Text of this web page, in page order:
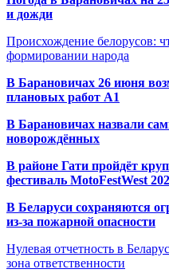
и дожди
Происхождение белорусов:
формировании народа
В Барановичах 26 июня
плановых работ A1
В Барановичах назвали
новорождённых
В районе Гати пройдёт
фестиваль MotoFestWest
В Беларуси сохраняются
из-за пожарной опасности
Нулевая отчетность в
зона ответственности